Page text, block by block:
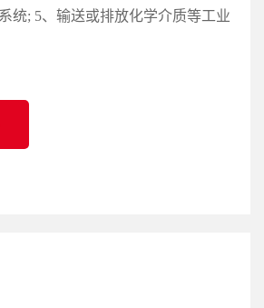
统; 5、输送或排放化学介质等工业